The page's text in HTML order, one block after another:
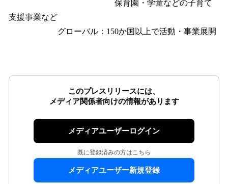
保育園・学童などの子育て
支援事業など
グローバル：150か国以上で活動・事業展開
このプレスリリースには、
メディア関係者向けの情報があります
メディアユーザーログイン
既に登録済みの方はこちら
メディアユーザー新規登録